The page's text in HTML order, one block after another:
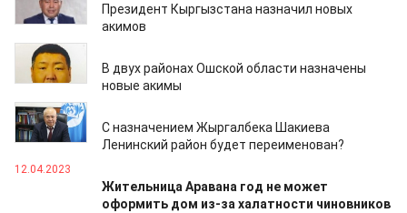
Президент Кыргызстана назначил новых
акимов
24.08.2023
В двух районах Ошской области назначены
новые акимы
18.07.2023
С назначением Жыргалбека Шакиева
Ленинский район будет переименован?
12.04.2023
Жительница Аравана год не может
оформить дом из-за халатности чиновников